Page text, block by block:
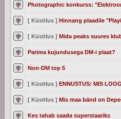
Photographic konkurss:
[ Küsitlus ] Hinnang plaadile
[ Küsitlus ] Mida peaks suures
Parima kujundusega DM-i plaat?
Non-DM top 5
[ Küsitlus ] ENNUSTUS: MIS
[ Küsitlus ] Mis maa bänd on
Kes tahab saada superstaariks